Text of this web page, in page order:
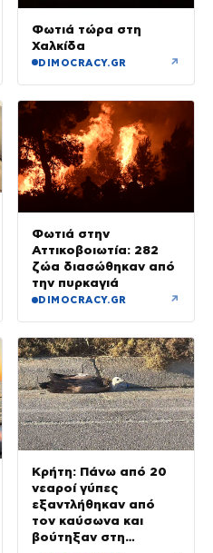
Φωτιά τώρα στη
Χαλκίδα
DIMOCRACY.GR ↗
Φωτιά στην
Αττικοβοιωτία: 282
ζώα διασώθηκαν από
την πυρκαγιά
DIMOCRACY.GR ↗
Κρήτη: Πάνω από 20
νεαροί γύπες
εξαντλήθηκαν από
τον καύσωνα και
βούτηξαν στη